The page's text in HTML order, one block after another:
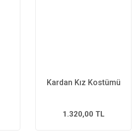
Kardan Kız Kostümü
1.320,00 TL